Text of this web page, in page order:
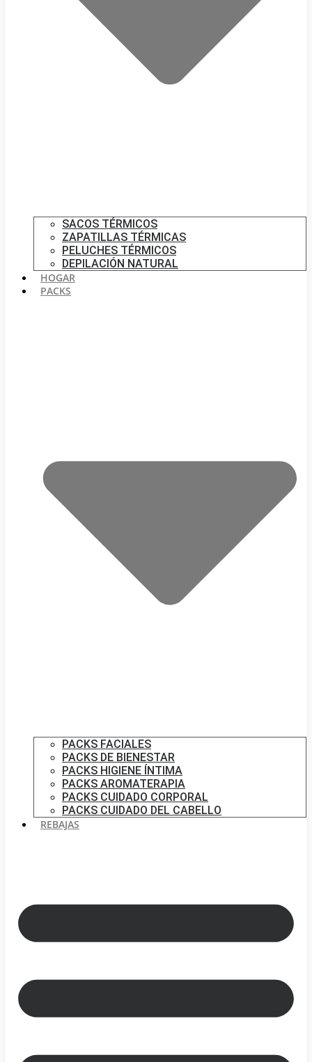
SACOS TÉRMICOS
ZAPATILLAS TÉRMICAS
PELUCHES TÉRMICOS
DEPILACIÓN NATURAL
HOGAR
PACKS
PACKS FACIALES
PACKS DE BIENESTAR
PACKS HIGIENE ÍNTIMA
PACKS AROMATERAPIA
PACKS CUIDADO CORPORAL
PACKS CUIDADO DEL CABELLO
REBAJAS